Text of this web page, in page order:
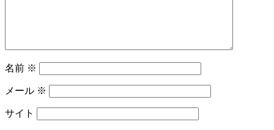
名前 ※
メール ※
サイト